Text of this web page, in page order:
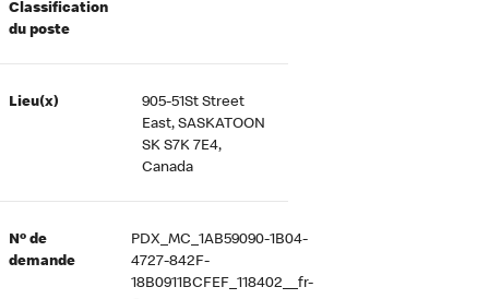
Classification
du poste
Lieu(x)
905-51St Street
East, SASKATOON
SK S7K 7E4,
Canada
Nº de
demande
PDX_MC_1AB59090-1B04-
4727-842F-
18B0911BCFEF_118402__fr-